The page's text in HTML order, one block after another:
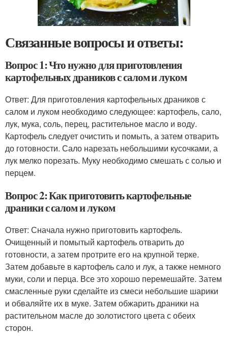
Связанные вопросы и ответы:
Вопрос 1: Что нужно для приготовления
картофельных драников с салом и луком
Ответ: Для приготовления картофельных драников с
салом и луком необходимо следующее: картофель, сало,
лук, мука, соль, перец, растительное масло и воду.
Картофель следует очистить и помыть, а затем отварить
до готовности. Сало нарезать небольшими кусочками, а
лук мелко порезать. Муку необходимо смешать с солью и
перцем.
Вопрос 2: Как приготовить картофельные
драники с салом и луком
Ответ: Сначала нужно приготовить картофель.
Очищенный и помытый картофель отварить до
готовности, а затем протрите его на крупной терке.
Затем добавьте в картофель сало и лук, а также немного
муки, соли и перца. Все это хорошо перемешайте. Затем
смасленные руки сделайте из смеси небольшие шарики
и обваляйте их в муке. Затем обжарить драники на
растительном масле до золотистого цвета с обеих
сторон.